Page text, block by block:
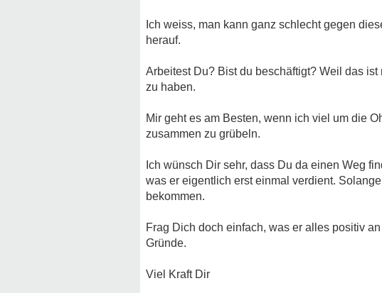
Ich weiss, man kann ganz schlecht gegen
herauf.
Arbeitest Du? Bist du beschäftigt? Weil das
zu haben.
Mir geht es am Besten, wenn ich viel um die
zusammen zu grübeln.
Ich wünsch Dir sehr, dass Du da einen Weg
was er eigentlich erst einmal verdient.
bekommen.
Frag Dich doch einfach, was er alles positiv
Gründe.
Viel Kraft Dir